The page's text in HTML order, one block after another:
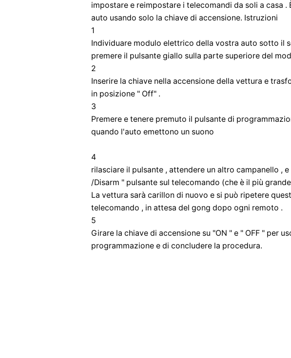
impostare e reimpostare i telecomandi da soli a casa
auto usando solo la chiave di accensione. Istruzioni
1
Individuare modulo elettrico della vostra auto sotto il
premere il pulsante giallo sulla parte superiore del
2
Inserire la chiave nella accensione della vettura e
in posizione " Off" .
3
Premere e tenere premuto il pulsante di
quando l'auto emettono un suono
4
rilasciare il pulsante , attendere un altro campanello ,
/Disarm " pulsante sul telecomando (che è il più
La vettura sarà carillon di nuovo e si può ripetere
telecomando , in attesa del gong dopo ogni remoto .
5
Girare la chiave di accensione su "ON " e " OFF " per
programmazione e di concludere la procedura.